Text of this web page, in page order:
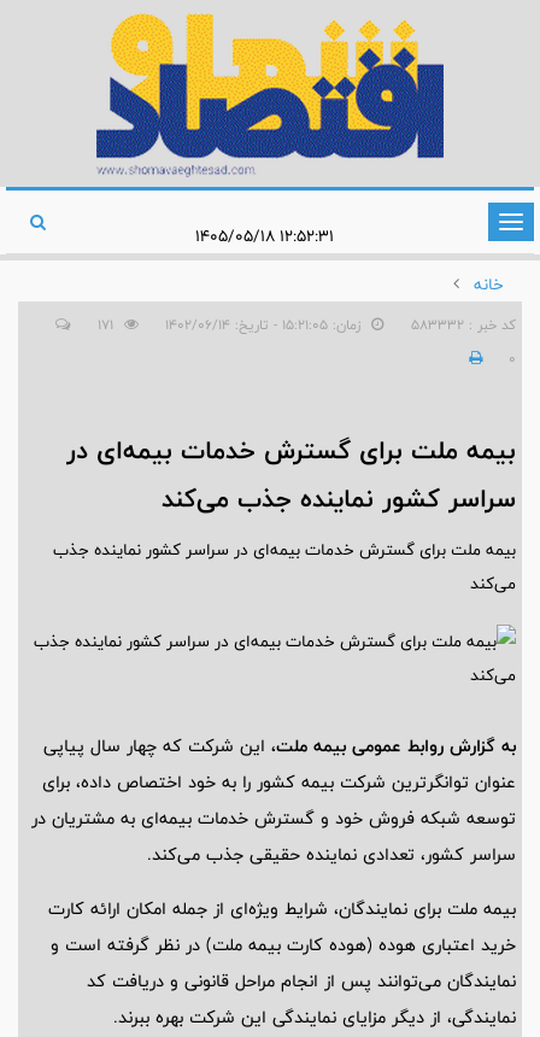
تغییر
وضعیت
ناوبری
خانه
کد خبر : 583332 زمان: ۱۵:۲۱:۰۵ - تاریخ: ۱۴۰۲/۰۶/۱۴
0
بیمه ملت برای گسترش خدمات بیمه‌ای در
سراسر کشور نماینده جذب می‌کند
بیمه ملت برای گسترش خدمات بیمه‌ای در سراسر کشور نماینده جذب
می‌کند
به گزارش روابط عمومی بیمه ملت، این شرکت که چهار سال پیاپی
عنوان توانگرترین شرکت بیمه کشور را به خود اختصاص داده، برای
توسعه شبکه فروش خود و گسترش خدمات بیمه‌ای به مشتریان در
سراسر کشور، تعدادی نماینده حقیقی جذب می‌کند.
بیمه ملت برای نمایندگان، شرایط ویژه‌ای از جمله امکان ارائه کارت
خرید اعتباری هوده (هوده کارت بیمه ملت) در نظر گرفته است و
نمایندگان می‌توانند پس از انجام مراحل قانونی و دریافت کد
نمایندگی، از دیگر مزایای نمایندگی این شرکت بهره ببرند.